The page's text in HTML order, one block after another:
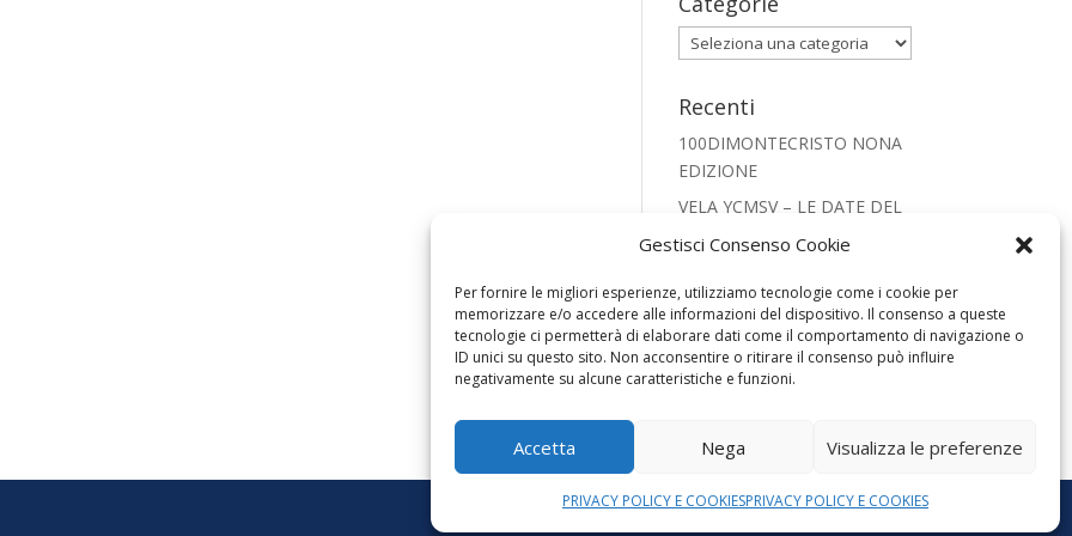
Gestisci Consenso Cookie
Per fornire le migliori esperienze, utilizziamo tecnologie come i cookie per
memorizzare e/o accedere alle informazioni del dispositivo. Il consenso a queste
tecnologie ci permetterà di elaborare dati come il comportamento di navigazione o
ID unici su questo sito. Non acconsentire o ritirare il consenso può influire
negativamente su alcune caratteristiche e funzioni.
Accetta Nega Visualizza le preferenze
PRIVACY POLICY E COOKIESPRIVACY POLICY E COOKIES
Categorie
Recenti
100DIMONTECRISTO NONA
EDIZIONE
VELA YCMSV – LE DATE DEL
2026
MONDO PRESEPE 2025
REGATA SNIPE 2025
FOOTBALL LEGENDS SAN